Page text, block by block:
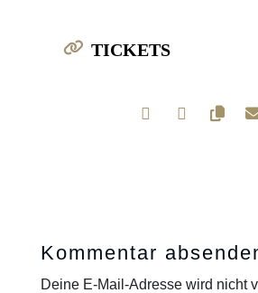
TICKETS
Kommentar
Deine E-Mail-Adresse wird nicht